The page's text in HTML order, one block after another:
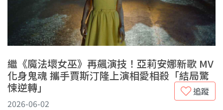
繼《魔法壞女巫》再飆演技！亞莉安娜新歌 MV
化身鬼魂 攜手賈斯汀隆上演相愛相殺「結局驚
悚逆轉」
追蹤
2026-06-02